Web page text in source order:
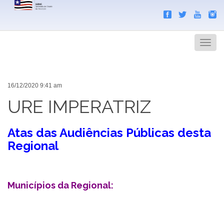
Menu
16/12/2020 9:41 am
URE IMPERATRIZ
Atas das Audiências Públicas desta
Regional
Municípios da Regional: